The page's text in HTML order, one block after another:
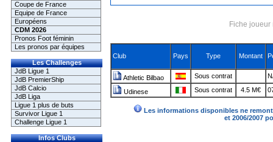
Coupe de France
Equipe de France
Européens
CDM 2026
Pronos Foot féminin
Les pronos par équipes
Les Challenges
JdB Ligue 1
JdB PremierShip
JdB Calcio
JdB Liga
Ligue 1 plus de buts
Survivor Ligue 1
Challenge Ligue 1
Infos Clubs
Fiche
Club Pays Type Montant
Athletic Bilbao Sous contrat
Udinese Sous contrat 4.5 M€
Les informations disponibles ne
et 2006/2007